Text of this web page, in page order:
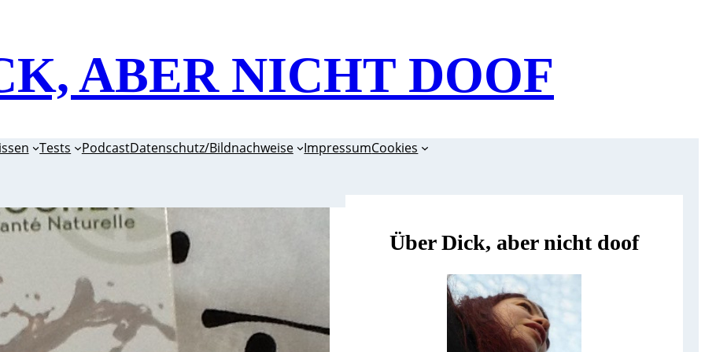
ABER NICHT DOOF
Tests PodcastDatenschutz/Bildnachweise ImpressumCookies
Über Dick, aber nicht doof